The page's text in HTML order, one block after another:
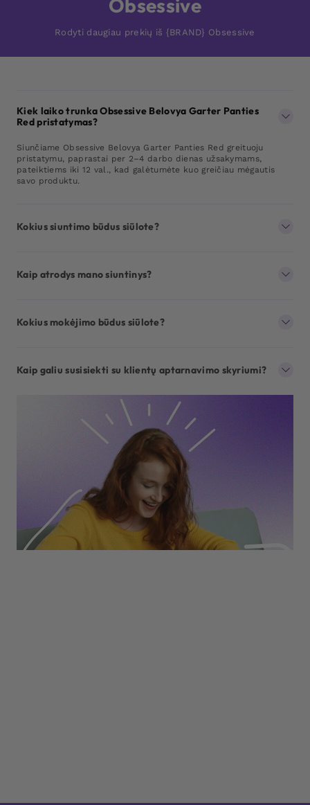
Obsessive
Rodyti daugiau prekių iš {BRAND} Obsessive
Kiek laiko trunka Obsessive Belovya Garter Panties
Red pristatymas?
Siunčiame Obsessive Belovya Garter Panties Red greituoju
pristatymu, paprastai per 2–4 darbo dienas užsakymams,
pateiktiems iki 12 val., kad galėtumėte kuo greičiau mėgautis
savo produktu.
Kokius siuntimo būdus siūlote?
Kaip atrodys mano siuntinys?
Kokius mokėjimo būdus siūlote?
Kaip galiu susisiekti su klientų aptarnavimo skyriumi?